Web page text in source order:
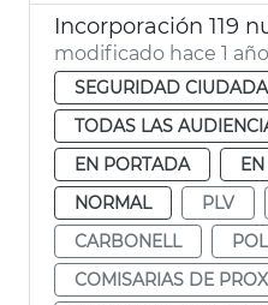
modificado hace 1 año
SEGURIDAD
TODAS LAS
EN PORTADA
NORMAL
PLV
CARBONELL
COMISARIAS DE